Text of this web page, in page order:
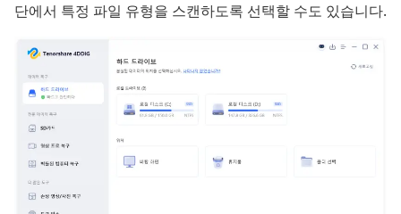
단에서 특정 파일 유형을 스캔하도록 선택할 수도 있습니다.